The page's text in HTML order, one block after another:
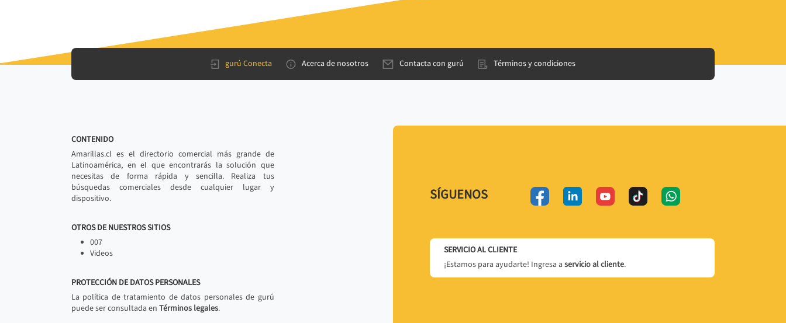
gurú Conecta Acerca de nosotros Contacta con gurú Términos y condiciones
CONTENIDO
Amarillas.cl es el directorio comercial más grande de
Latinoamérica, en el que encontrarás la solución que
necesitas de forma rápida y sencilla. Realiza tus
búsquedas comerciales desde cualquier lugar y
dispositivo.
OTROS DE NUESTROS SITIOS
007
Videos
PROTECCIÓN DE DATOS PERSONALES
La política de tratamiento de datos personales de gurú
puede ser consultada en Términos legales.
SÍGUENOS
SERVICIO AL CLIENTE
¡Estamos para ayudarte! Ingresa a servicio al cliente.